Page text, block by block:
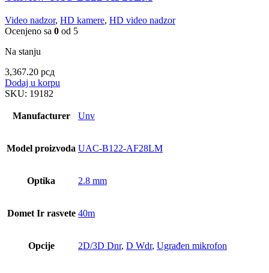
Video nadzor, HD kamere, HD video nadzor
Ocenjeno sa 0 od 5
Na stanju
3,367.20 рсд
Dodaj u korpu
SKU: 19182
Manufacturer Unv
Model proizvoda UAC-B122-AF28LM
Optika 2.8 mm
Domet Ir rasvete 40m
Opcije 2D/3D Dnr, D Wdr, Ugrađen mikrofon